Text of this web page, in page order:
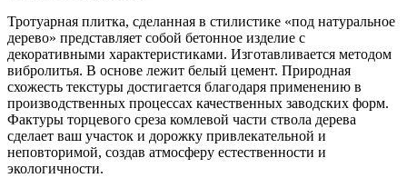
Тротуарная плитка, сделанная в стилистике «под натуральное
дерево» представляет собой бетонное изделие с
декоративными характеристиками. Изготавливается методом
вибролитья. В основе лежит белый цемент. Природная
схожесть текстуры достигается благодаря применению в
производственных процессах качественных заводских форм.
Фактуры торцевого среза комлевой части ствола дерева
сделает ваш участок и дорожку привлекательной и
неповторимой, создав атмосферу естественности и
экологичности.